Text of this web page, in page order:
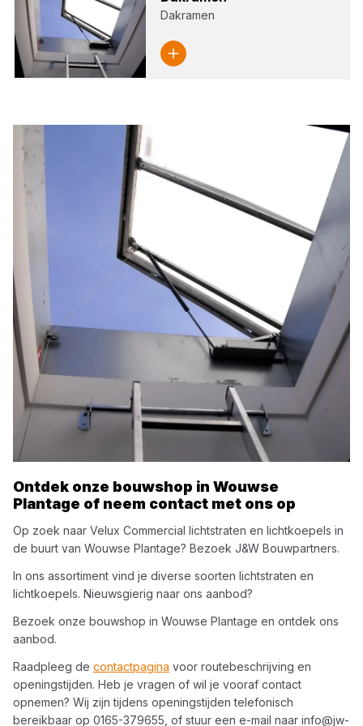
Dakramen
Ontdek onze bouwshop in Wouwse
Plantage of neem contact met ons op
Op zoek naar Velux Commercial lichtstraten en lichtkoepels in
de buurt van Wouwse Plantage? Bezoek J&W Bouwpartners.
In ons assortiment vind je diverse soorten lichtstraten en
lichtkoepels. Nieuwsgierig naar ons aanbod?
Bezoek onze bouwshop in Wouwse Plantage en ontdek ons
aanbod.
Raadpleeg de contactpagina voor routebeschrijving en
openingstijden. Heb je vragen of wil je vooraf contact
opnemen? Wij zijn tijdens openingstijden telefonisch
bereikbaar op 0165-379655 , of stuur een e-mail naar info@jw-